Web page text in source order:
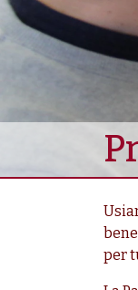
per